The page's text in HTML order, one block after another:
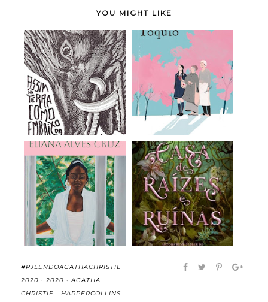
YOU MIGHT LIKE
Assim na Terra como
Embaixo da Terr...
Doce Tóquio - Durian
Sukegawa (rese...
Meridiana - Eliana
Alves Cruz (rese...
A Casa de Raízes e
Ruínas (Irmãs do...
#PJLENDOAGATHACHRISTIE
2020 · 2020 ·AGATHA
CHRISTIE · HARPERCOLLINS